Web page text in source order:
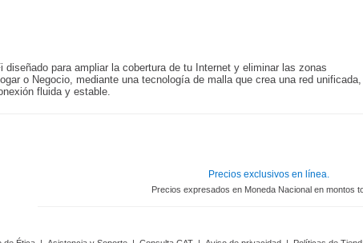
diseñado para ampliar la cobertura de tu Internet y eliminar las zonas
o Negocio, mediante una tecnología de malla que crea una red unificada,
fluida y estable.
Precios exclusivos en línea.
Precios expresados en Moneda Nacional en montos